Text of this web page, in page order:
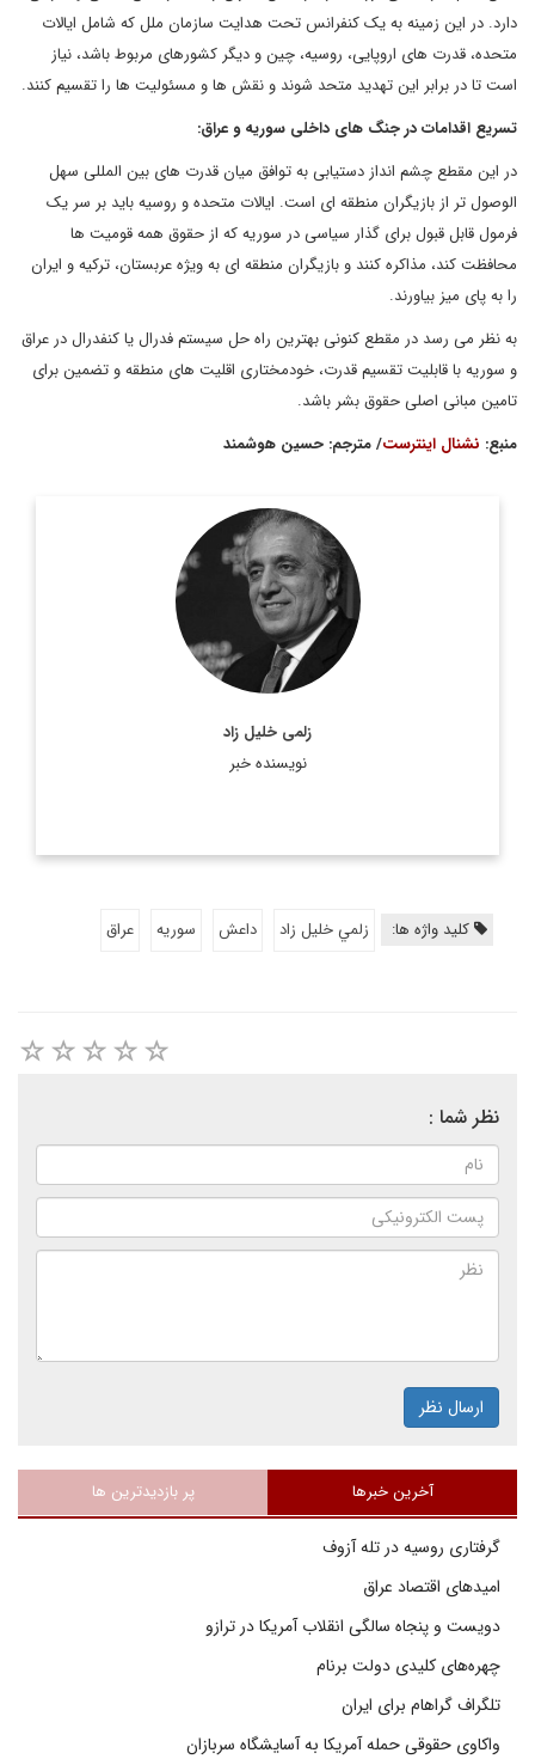
دارد. در این زمینه به یک کنفرانس تحت هدایت سازمان ملل که شامل ایالات
متحده، قدرت های اروپایی، روسیه، چین و دیگر کشورهای مربوط باشد، نیاز
است تا در برابر این تهدید متحد شوند و نقش ها و مسئولیت ها را تقسیم کنند.
تسریع اقدامات در جنگ های داخلی سوریه و عراق:
در این مقطع چشم انداز دستیابی به توافق میان قدرت های بین المللی سهل
الوصول تر از بازیگران منطقه ای است. ایالات متحده و روسیه باید بر سر یک
فرمول قابل قبول برای گذار سیاسی در سوریه که از حقوق همه قومیت ها
محافظت کند، مذاکره کنند و بازیگران منطقه ای به ویژه عربستان، ترکیه و ایران
را به پای میز بیاورند.
به نظر می رسد در مقطع کنونی بهترین راه حل سیستم فدرال یا کنفدرال در عراق
و سوریه با قابلیت تقسیم قدرت، خودمختاری اقلیت های منطقه و تضمین برای
تامین مبانی اصلی حقوق بشر باشد.
منبع: نشنال اینترست/ مترجم: حسین هوشمند
زلمی خلیل زاد
نویسنده خبر
(متولد: ۲۲ مارچ ۱۹۵۱) نماینده پیشین ایالات متحده
آمریکا در سازمان ملل متحد است. وی بالاترین مقام مسلمان در
دولت جورج دبلیو بوش بود. زلمی خلیل‌زاد متولد ...
اطلاعات بیشتر
کلید واژه ها: زلمي خليل زاد داعش سوريه عراق
نظر شما :
ارسال نظر
آخرین خبرها پر بازدیدترین ها
گرفتاری روسیه در تله آزوف
امیدهای اقتصاد عراق
دویست و پنجاه سالگی انقلاب آمریکا در ترازو
چهره‌های کلیدی دولت برنام
تلگراف گراهام برای ایران
واکاوی حقوقی حمله آمریکا به آسایشگاه سربازان